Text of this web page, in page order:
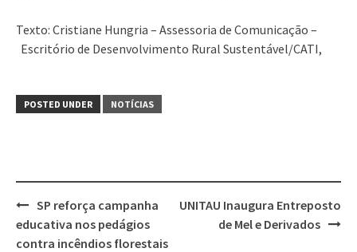
Texto: Cristiane Hungria – Assessoria de Comunicação –
Escritório de Desenvolvimento Rural Sustentável/CATI,
POSTED UNDER NOTÍCIAS
Post
navigation
SP reforça campanha
educativa nos pedágios
contra incêndios florestais
UNITAU Inaugura Entreposto
de Mel e Derivados